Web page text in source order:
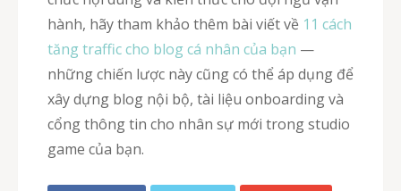
hành, hãy tham khảo thêm bài viết về 11 cách
tăng traffic cho blog cá nhân của bạn —
những chiến lược này cũng có thể áp dụng để
xây dựng blog nội bộ, tài liệu onboarding và
cổng thông tin cho nhân sự mới trong studio
game của bạn.